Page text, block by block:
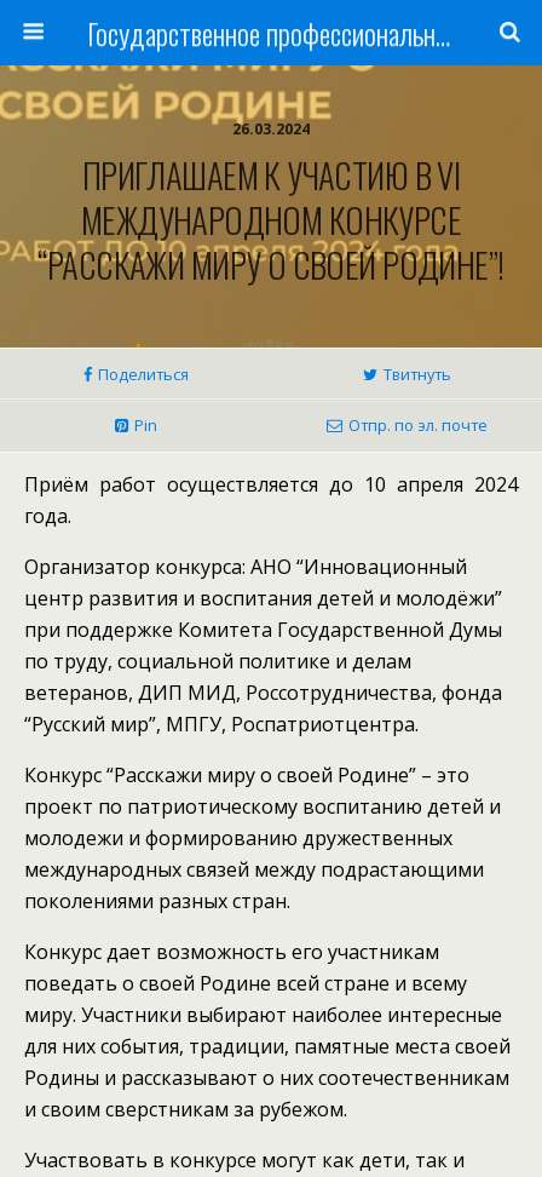
Государственное профессиональное образовательное учреждение
26.03.2024
ПРИГЛАШАЕМ К УЧАСТИЮ В VI
МЕЖДУНАРОДНОМ КОНКУРСЕ
“РАССКАЖИ МИРУ О СВОЕЙ РОДИНЕ”!
Поделиться Твитнуть
Pin Отпр. по эл. почте
Приём работ осуществляется до 10 апреля 2024
года.
Организатор конкурса: АНО “Инновационный
центр развития и воспитания детей и молодёжи”
при поддержке Комитета Государственной Думы
по труду, социальной политике и делам
ветеранов, ДИП МИД, Россотрудничества, фонда
“Русский мир”, МПГУ, Роспатриотцентра.
Конкурс “Расскажи миру о своей Родине” – это
проект по патриотическому воспитанию детей и
молодежи и формированию дружественных
международных связей между подрастающими
поколениями разных стран.
Конкурс дает возможность его участникам
поведать о своей Родине всей стране и всему
миру. Участники выбирают наиболее интересные
для них события, традиции, памятные места своей
Родины и рассказывают о них соотечественникам
и своим сверстникам за рубежом.
Участвовать в конкурсе могут как дети, так и